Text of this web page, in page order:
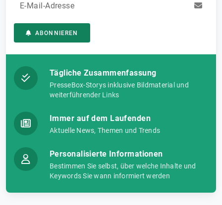
E-Mail-Adresse
ABONNIEREN
Tägliche Zusammenfassung
PresseBox-Storys inklusive Bildmaterial und
weiterführender Links
Immer auf dem Laufenden
Aktuelle News, Themen und Trends
Personalisierte Informationen
Bestimmen Sie selbst, über welche Inhalte und
Keywords Sie wann informiert werden